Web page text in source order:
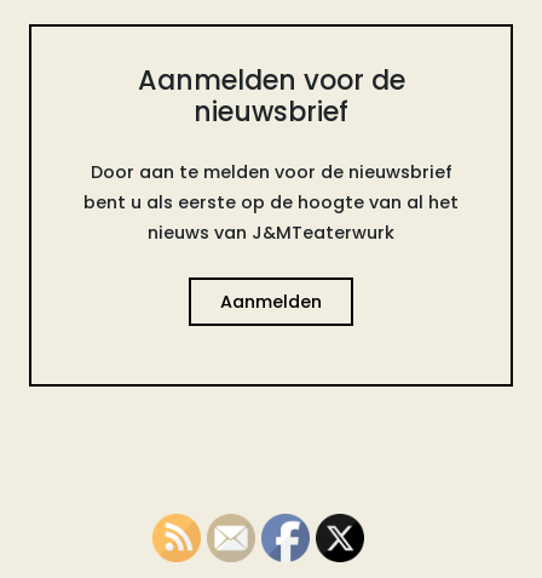
Aanmelden voor de
nieuwsbrief
Door aan te melden voor de nieuwsbrief
bent u als eerste op de hoogte van al het
nieuws van J&MTeaterwurk
Aanmelden